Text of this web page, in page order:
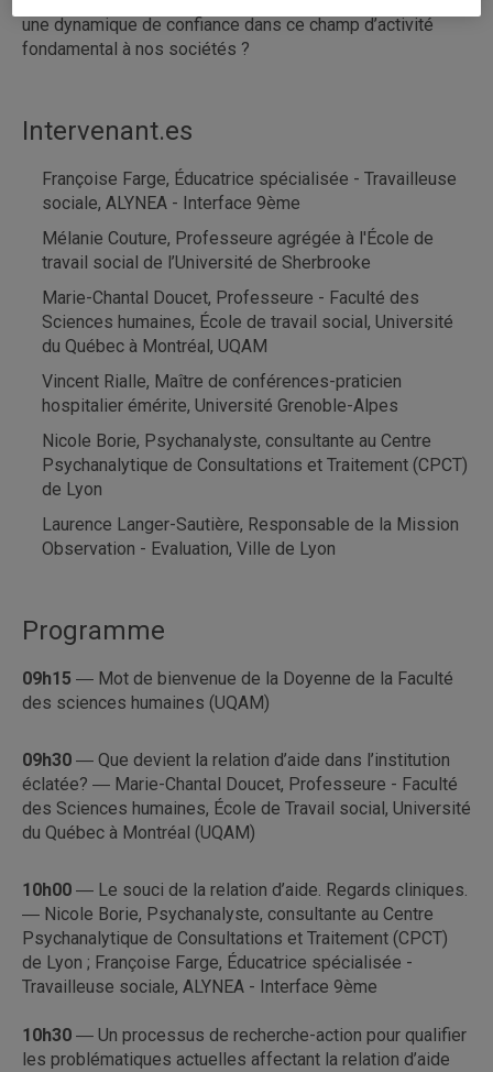
une dynamique de confiance dans ce champ d’activité
fondamental à nos sociétés ?
Intervenant.es
Françoise Farge, Éducatrice spécialisée - Travailleuse
sociale, ALYNEA - Interface 9ème
Mélanie Couture, Professeure agrégée à l'École de
travail social de l’Université de Sherbrooke
Marie-Chantal Doucet, Professeure - Faculté des
Sciences humaines, École de travail social, Université
du Québec à Montréal, UQAM
Vincent Rialle, Maître de conférences-praticien
hospitalier émérite, Université Grenoble-Alpes
Nicole Borie, Psychanalyste, consultante au Centre
Psychanalytique de Consultations et Traitement (CPCT)
de Lyon
Laurence Langer-Sautière, Responsable de la Mission
Observation - Evaluation, Ville de Lyon
Programme
09h15 ― Mot de bienvenue de la Doyenne de la Faculté
des sciences humaines (UQAM)
09h30 ― Que devient la relation d’aide dans l’institution
éclatée? ― Marie-Chantal Doucet, Professeure - Faculté
des Sciences humaines, École de Travail social, Université
du Québec à Montréal (UQAM)
10h00 ― Le souci de la relation d’aide. Regards cliniques.
― Nicole Borie, Psychanalyste, consultante au Centre
Psychanalytique de Consultations et Traitement (CPCT)
de Lyon ; Françoise Farge, Éducatrice spécialisée -
Travailleuse sociale, ALYNEA - Interface 9ème
10h30 ― Un processus de recherche-action pour qualifier
les problématiques actuelles affectant la relation d’aide